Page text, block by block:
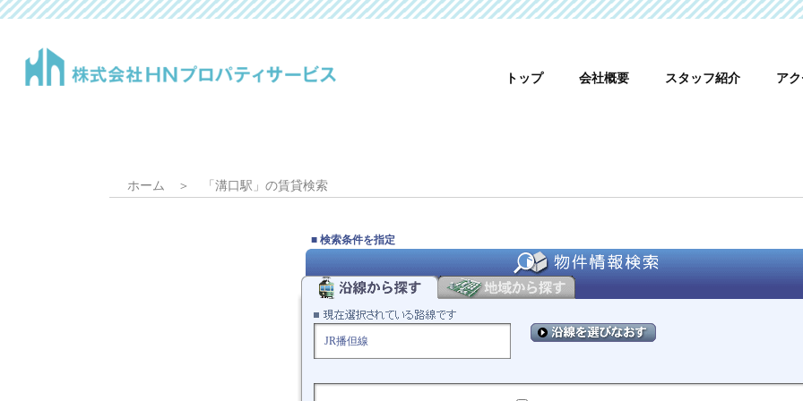
トップ 会社概要 スタッフ紹介 ア
ホーム ＞ 「溝口駅」の賃貸検索